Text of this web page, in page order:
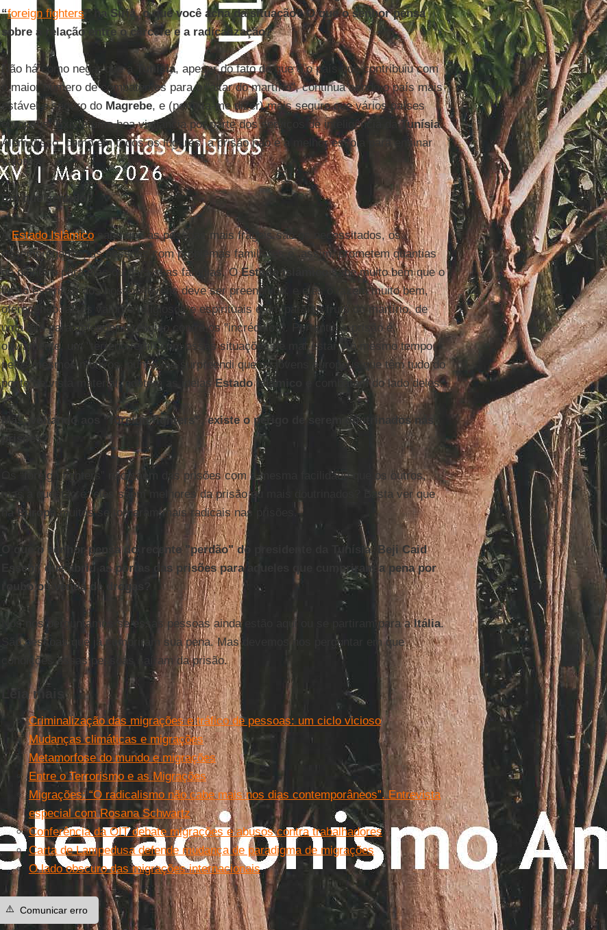
“foreign fighters” na Síria, o que você acha da situação? O que o senhor pensa
sobre a relação entre o cárcere e a radicalização?
Não há como negar que a Tunísia, apesar do fato de que é o país que contribuiu com
o maior número de combatentes para o "altar do martírio", continua sendo o país mais
estável e seguro do Magrebe, e (permita-me dizer) mais seguro que vários países
europeus. Existe uma boa vigilância por parte dos serviços de inteligência daTunísia.
Além disso, como em todos os lugares, a prisão não é a melhor escola para ensinar
valores.
Em que sentido?
AEstado Islâmicosabe que as pessoas mais frágeis são os necessitados, os
desempregados, as pessoas com problemas familiares e, assim, prometem quantias
de dinheiro para elas ou para suas famílias. OEstado islâmico
sabe muito bem que o
vazio espiritual dos nossos jovens deve ser preenchido, e eles o fazem muito bem,
oferecendo falsos valores religiosos e espirituais e um paraíso fruto do martírio, de
uma luta para defender a religião contra os "incrédulos". Portanto, a prisão é,
obviamente, um "terreno fértil" com essas situações de mal-estar. Ao mesmo tempo,
pelos mesmos motivos, nunca me surpreendi que os jovens europeus que têm tudo do
ponto de vista material, adotem as ideiasEstado Islâmico e combatam do lado deles.
Mas, voltando aos “foreign fighters”, existe o perigo de serem doutrinados nas
prisões?
Os “foreign fighters” não saem das prisões com a mesma facilidade que os outros,
mas a questão é: eles saem melhores da prisão ou mais doutrinados? Basta ver que
naEuropa muitos se tornaram mais radicais nas prisões.
O que o senhor pensa do recente "perdão" do presidente da Tunísia, Beji Caid
Essebi, que abriu as portas das prisões para aqueles que cumpriram a pena por
roubo ou venda de drogas?
Nós nos perguntamos se essas pessoas ainda estão aqui ou se partiram para aItália.
São pessoas que já cumpriram sua pena. Mas devemos nos perguntar em que
condições essas pessoas saíram da prisão.
Leia mais
Criminalização das migrações e tráfico de pessoas: um ciclo vicioso
Mudanças climáticas e migrações
Metamorfose do mundo e migrações
Entre o Terrorismo e as Migrações
Migrações: “O radicalismo não cabe mais nos dias contemporâneos”. Entrevista
especial com Rosana Schwartz
Conferência da OIT debate migrações e abusos contra trabalhadores
Carta de Lampedusa defende mudança de paradigma de migrações
O lado obscuro das migrações internacionais
⚠️ Comunicar erro